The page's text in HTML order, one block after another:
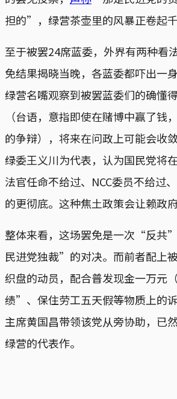
担的”，绿营茶壶里的风暴正卷起千
至于被罢24席蓝委，外界有两种看
免结果揭晓当晚，各蓝委都吓出一
绿营名嘴观察到被罢蓝委们的确懂
（台语，意指即使在赌博中赢了钱
的争辩），将来在问政上可能会收
绿委王义川为代表，认为国民党将
法官任命不给过、NCC委员不给过
的更彻底。这种焦土政策会让赖政
整体来看，这场罢免是一次“反共
民进党独裁”的对决。而前者配上
织盘的动员，配合普发现金一万元
绩”、保住劳工五天假等物质上的
主席黄国昌带领该党从旁协助，已
绿营的代表作。